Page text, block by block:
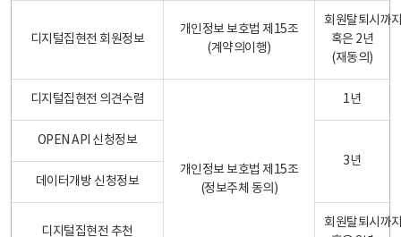
디지털집현전 회원정보
개인정보 보호법 제15조
(계약의이행)
회원탈퇴시까
혹은 2년
(재동의)
디지털집현전 의견수렴
개인정보 보호법 제15조
(정보주체 동의)
1년
OPEN API 신청정보
3년
데이터개방 신청정보
디지털집현전 추천
회원탈퇴시까